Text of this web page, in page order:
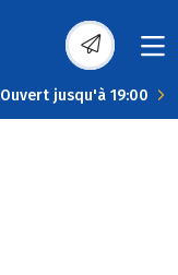
Ouvert jusqu'à 19:00